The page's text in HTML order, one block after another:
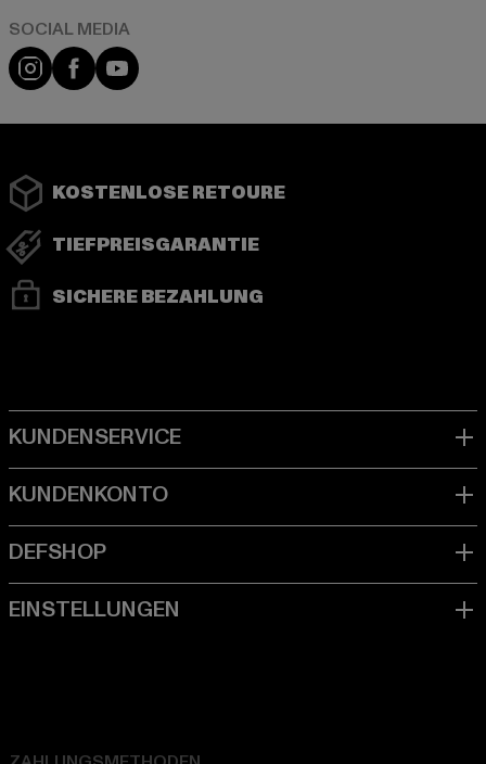
Instagram
FacebookYouTube
KOSTENLOSE RETOURE
TIEFPREISGARANTIE
SICHERE BEZAHLUNG